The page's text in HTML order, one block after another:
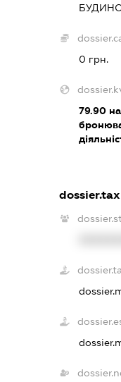
0 грн.
79.90
dossier.tax